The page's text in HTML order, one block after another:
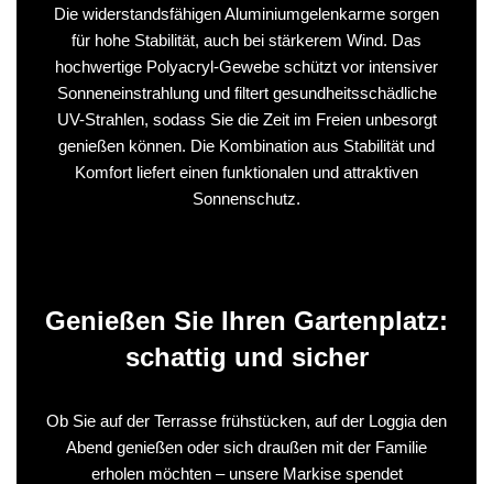
Die widerstandsfähigen Aluminiumgelenkarme sorgen
für hohe Stabilität, auch bei stärkerem Wind. Das
hochwertige Polyacryl-Gewebe schützt vor intensiver
Sonneneinstrahlung und filtert gesundheitsschädliche
UV-Strahlen, sodass Sie die Zeit im Freien unbesorgt
genießen können. Die Kombination aus Stabilität und
Komfort liefert einen funktionalen und attraktiven
Sonnenschutz.
Genießen Sie Ihren Gartenplatz:
schattig und sicher
Ob Sie auf der Terrasse frühstücken, auf der Loggia den
Abend genießen oder sich draußen mit der Familie
erholen möchten – unsere Markise spendet